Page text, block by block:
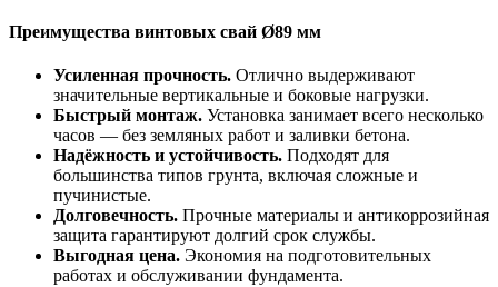
Преимущества винтовых свай Ø89 мм
Усиленная прочность. Отлично выдерживают
значительные вертикальные и боковые нагрузки.
Быстрый монтаж. Установка занимает всего несколько
часов — без земляных работ и заливки бетона.
Надёжность и устойчивость. Подходят для
большинства типов грунта, включая сложные и
пучинистые.
Долговечность. Прочные материалы и антикоррозийная
защита гарантируют долгий срок службы.
Выгодная цена. Экономия на подготовительных
работах и обслуживании фундамента.